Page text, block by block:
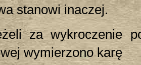
stanowi inaczej.
za wykroczenie
wymierzono karę